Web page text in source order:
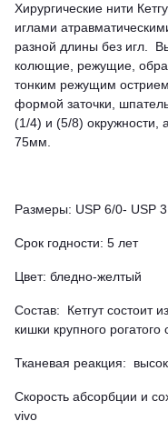
Хирургические нити
иглами
разной длины без игл.
колющие, режущие,
тонким режущим
формой заточки,
(1/4) и (5/8) окружности,
75мм.
Размеры: USP 6/0- USP 3
Срок годности: 5 лет
Цвет: бледно-желтый
Состав: Кетгут состоит
кишки крупного рогатого
Тканевая реакция:
Скорость абсорбции и
vivo